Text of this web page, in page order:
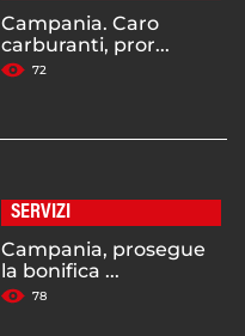
Campania. Caro
carburanti, pror...
72
SERVIZI
Campania, prosegue
la bonifica ...
78